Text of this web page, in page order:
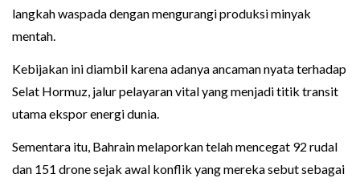
langkah waspada dengan mengurangi produksi minyak
mentah.
Kebijakan ini diambil karena adanya ancaman nyata terhadap
Selat Hormuz, jalur pelayaran vital yang menjadi titik transit
utama ekspor energi dunia.
Sementara itu, Bahrain melaporkan telah mencegat 92 rudal
dan 151 drone sejak awal konflik yang mereka sebut sebagai